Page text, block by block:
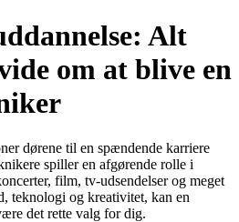
Alt
om at blive en
dørene til en spændende karriere
spiller en afgørende rolle i
film, tv-udsendelser og meget
teknologi og kreativitet, kan en
det rette valg for dig.